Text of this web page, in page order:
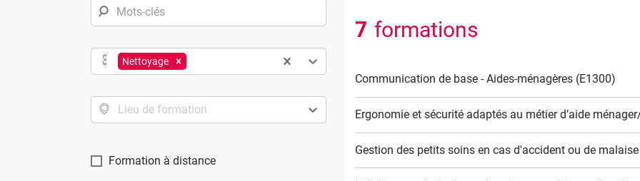
Nettoyage
Lieu de formation
Formation à distance
7 formations
Communication de base - Aides-ménagères (E1300)
Ergonomie et sécurité adaptés au métier d’aide
Gestion des petits soins en cas d'accident ou de